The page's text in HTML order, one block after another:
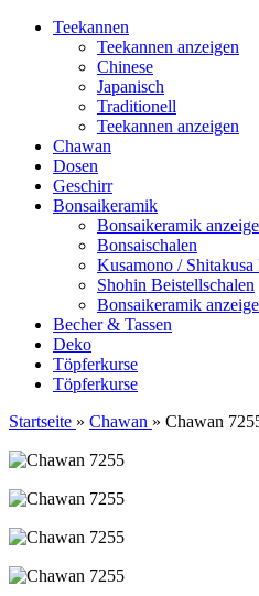
Teekannen
Teekannen anzeigen
Chinese
Japanisch
Traditionell
Teekannen anzeigen
Chawan
Dosen
Geschirr
Bonsaikeramik
Bonsaikeramik
Bonsaischalen
Kusamono / Shitakusa
Shohin Beistellschalen
Bonsaikeramik
Becher & Tassen
Deko
Töpferkurse
Töpferkurse
Startseite » Chawan » Chawan